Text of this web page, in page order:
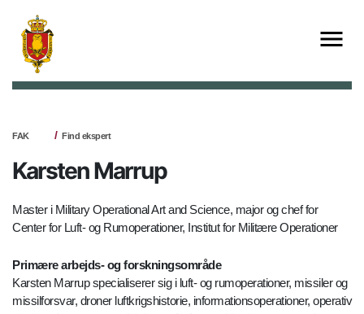
FAK Find ekspert
Karsten Marrup
Master i Military Operational Art and Science, major og chef for
Center for Luft- og Rumoperationer, Institut for Militære Operationer
Primære arbejds- og forskningsområde
Karsten Marrup specialiserer sig i luft- og rumoperationer, missiler og
missilforsvar, droner luftkrigshistorie, informationsoperationer, operativ